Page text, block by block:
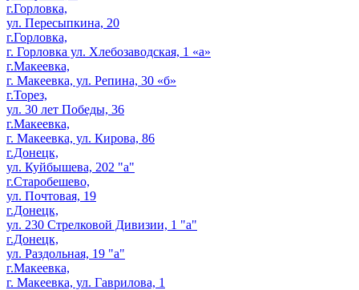
г.Горловка,
ул. Пересыпкина, 20
г.Горловка,
г. Горловка ул. Хлебозаводская, 1 «а»
г.Макеевка,
г. Макеевка, ул. Репина, 30 «б»
г.Торез,
ул. 30 лет Победы, 36
г.Макеевка,
г. Макеевка, ул. Кирова, 86
г.Донецк,
ул. Куйбышева, 202 "а"
г.Старобешево,
ул. Почтовая, 19
г.Донецк,
ул. 230 Стрелковой Дивизии, 1 "а"
г.Донецк,
ул. Раздольная, 19 "а"
г.Макеевка,
г. Макеевка, ул. Гаврилова, 1